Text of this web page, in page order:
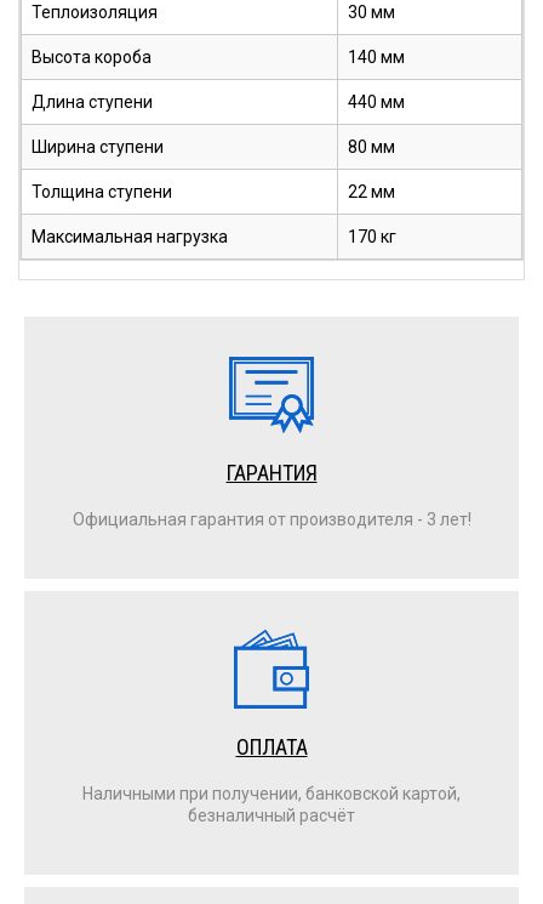
Теплоизоляция 30 мм
Высота короба 140 мм
Длина ступени 440 мм
Ширина ступени 80 мм
Толщина ступени 22 мм
Максимальная нагрузка 170 кг
ГАРАНТИЯ
Официальная гарантия от производителя - 3 лет!
ОПЛАТА
Наличными при получении, банковской картой,
безналичный расчёт